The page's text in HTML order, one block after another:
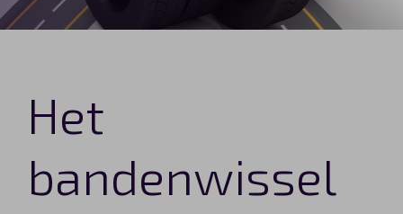
Het
bandenwissel
Elektrische auto’s
Private lease
Automerken